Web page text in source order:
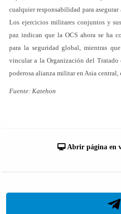
cualquier responsabilidad para
Los ejercicios militares conjuntos y
paz indican que la OCS ahora se ha
para la seguridad global, mientras
vincular a la Organización del
poderosa alianza militar en Asia central,
Fuente: Katehon
Abrir página en